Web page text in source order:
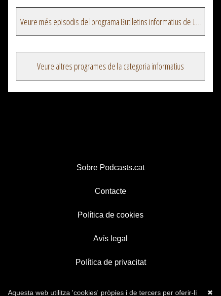
Veure més episodis del programa Butlletins informatius de La Xarxa
Veure altres programes de la categoria informatius
Sobre Podcasts.cat
Contacte
Política de cookies
Avís legal
Política de privacitat
✖
Aquesta web utilitza 'cookies' pròpies i de tercers per oferir-li